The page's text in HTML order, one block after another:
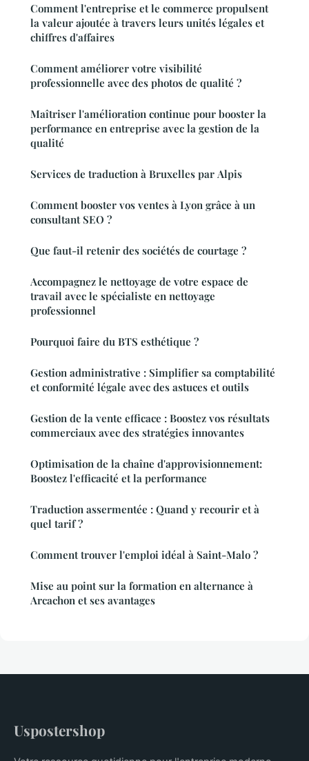
Comment l'entreprise et le commerce propulsent
la valeur ajoutée à travers leurs unités légales et
chiffres d'affaires
Comment améliorer votre visibilité
professionnelle avec des photos de qualité ?
Maîtriser l'amélioration continue pour booster la
performance en entreprise avec la gestion de la
qualité
Services de traduction à Bruxelles par Alpis
Comment booster vos ventes à Lyon grâce à un
consultant SEO ?
Que faut-il retenir des sociétés de courtage ?
Accompagnez le nettoyage de votre espace de
travail avec le spécialiste en nettoyage
professionnel
Pourquoi faire du BTS esthétique ?
Gestion administrative : Simplifier sa comptabilité
et conformité légale avec des astuces et outils
Gestion de la vente efficace : Boostez vos résultats
commerciaux avec des stratégies innovantes
Optimisation de la chaîne d'approvisionnement:
Boostez l'efficacité et la performance
Traduction assermentée : Quand y recourir et à
quel tarif ?
Comment trouver l'emploi idéal à Saint-Malo ?
Mise au point sur la formation en alternance à
Arcachon et ses avantages
Uspostershop